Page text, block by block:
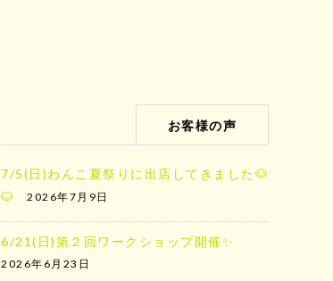
お客様の声
7/5(日)わんこ夏祭りに出店してきました🐶
🐱
2026年7月9日
6/21(日)第２回ワークショップ開催✨
2026年6月23日